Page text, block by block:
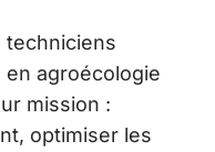
techniciens
agroécologie
mission :
optimiser les